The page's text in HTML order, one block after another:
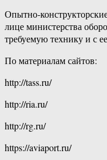
Опытно-
лице министерства
требуемую технику и с
По материалам сайтов:
http://tass.ru/
http://ria.ru/
http://rg.ru/
https://aviaport.ru/